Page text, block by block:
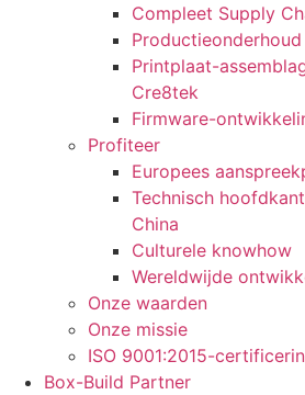
Compleet Supply
Printplaat-
Cre8tek
Firmware-
Profiteer
Europees
Technisch
China
Culturele knowhow
Wereldwijde
Onze waarden
Onze missie
ISO 9001:2015-
Box-Build Partner